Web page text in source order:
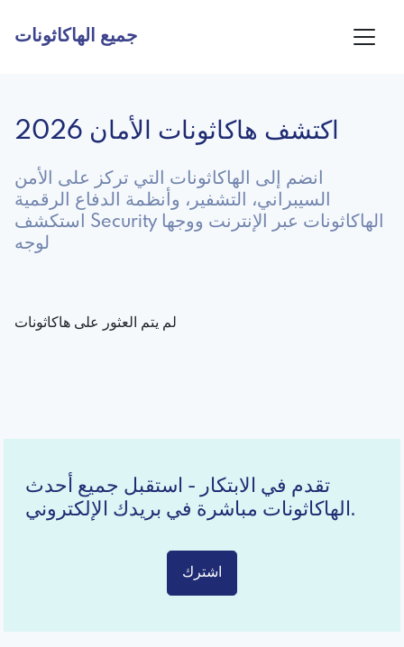
جميع الهاكاثونات
اكتشف هاكاثونات الأمان 2026
انضم إلى الهاكاثونات التي تركز على الأمن
السيبراني، التشفير، وأنظمة الدفاع الرقمية
استكشف Security الهاكاثونات عبر الإنترنت ووجها
لوجه
لم يتم العثور على هاكاثونات
تقدم في الابتكار - استقبل جميع أحدث
الهاكاثونات مباشرة في بريدك الإلكتروني.
اشترك